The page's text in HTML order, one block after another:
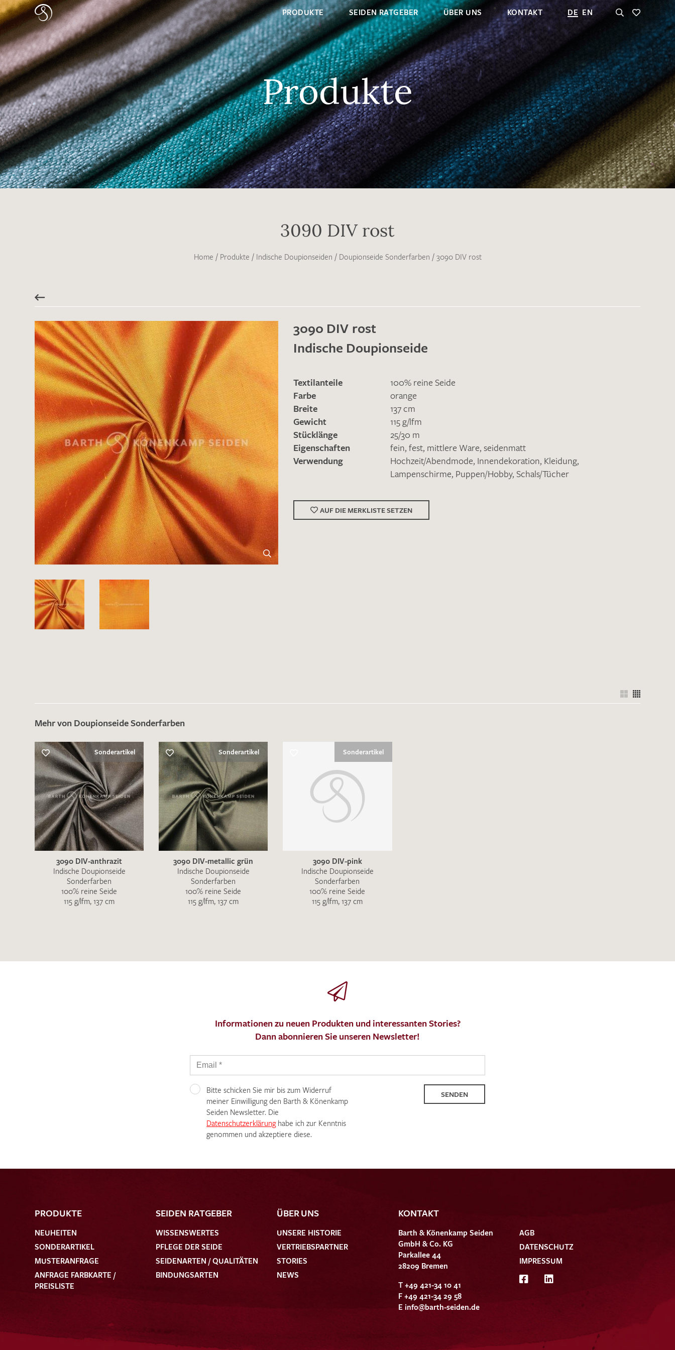
PRODUKTE SEIDEN RATGEBER ÜBER UNS KONTAKT DE EN
Merkliste / Musteranfrage
Es sind bisher keine Produkte auf Ihrer
Merkliste.
Sollten Sie dennoch eine individuelle
Musteranfrage stellen wollen, vermerken
Ich bin damit einverstanden, dass meine angegebenen Daten zur Beantwortung meiner Musteranfrage
Produkte
3090 DIV rost
Home / Produkte / Indische Doupionseiden / Doupionseide Sonderfarben / 3090 DIV rost
3090 DIV rost
Indische Doupionseide
Textilanteile
100% reine Seide
Farbe
orange
Breite
137 cm
Gewicht
115 g/lfm
Stücklänge
25/30 m
Eigenschaften
fein, fest, mittlere Ware, seidenmatt
Verwendung
Hochzeit/Abendmode, Innendekoration, Kleidung,
Lampenschirme, Puppen/Hobby, Schals/Tücher
AUF DIE MERKLISTE SETZEN
Mehr von Doupionseide Sonderfarben
Sonderartikel
3090 DIV-anthrazit
Indische Doupionseide
Sonderfarben
100% reine Seide
115 g/lfm, 137 cm
Sonderartikel
3090 DIV-metallic grün
Indische Doupionseide
Sonderfarben
100% reine Seide
115 g/lfm, 137 cm
Sonderartikel
3090 DIV-pink
Indische Doupionseide
Sonderfarben
100% reine Seide
115 g/lfm, 137 cm
Informationen zu neuen Produkten und interessanten Stories?
Dann abonnieren Sie unseren Newsletter!
Bitte schicken Sie mir bis zum Widerruf
meiner Einwilligung den Barth & Könenkamp
Seiden Newsletter. Die
Datenschutzerklärunghabe ich zur Kenntnis
genommen und akzeptiere diese.
SENDEN
PRODUKTE
NEUHEITEN
SONDERARTIKEL
MUSTERANFRAGE
ANFRAGE FARBKARTE /
PREISLISTE
SEIDEN RATGEBER
WISSENSWERTES
PFLEGE DER SEIDE
SEIDENARTEN / QUALITÄTEN
BINDUNGSARTEN
ÜBER UNS
UNSERE HISTORIE
VERTRIEBSPARTNER
STORIES
NEWS
KONTAKT
Barth & Könenkamp Seiden
GmbH & Co. KG
Parkallee 44
28209 Bremen
T +49 421-34 10 41
F +49 421-34 29 58
E info@barth-seiden.de
AGB
DATENSCHUTZ
IMPRESSUM